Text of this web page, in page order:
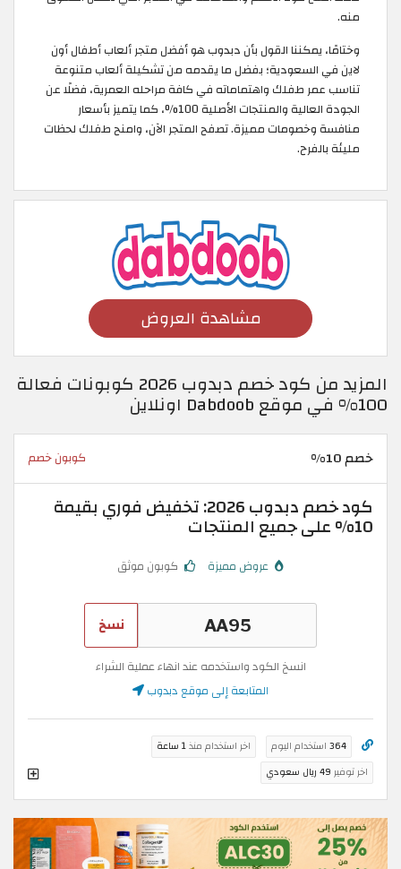
منه.
وختامًا، يمكننا القول بأن دبدوب هو أفضل متجر ألعاب أطفال أون
لاين في السعودية؛ بفضل ما يقدمه من تشكيلة ألعاب متنوعة
تناسب عمر طفلك واهتماماته في كافة مراحله العمرية، فضلًا عن
الجودة العالية والمنتجات الأصلية 100%، كما يتميز بأسعار
منافسة وخصومات مميزة. تصفح المتجر الآن، وامنح طفلك لحظات
مليئة بالفرح.
مشاهدة العروض
المزيد من كود خصم دبدوب 2026 كوبونات فعالة
100% في موقع Dabdoob اونلاين
خصم 10% كوبون خصم
كود خصم دبدوب 2026: تخفيض فوري بقيمة
10% على جميع المنتجات
عروض مميزة كوبون موثق
نسخ
انسخ الكود واستخدمه عند انهاء عملية الشراء
المتابعة إلى موقع دبدوب
364 استخدام اليوم اخر استخدام منذ1 ساعة
اخر توفير 49 ريال سعودي